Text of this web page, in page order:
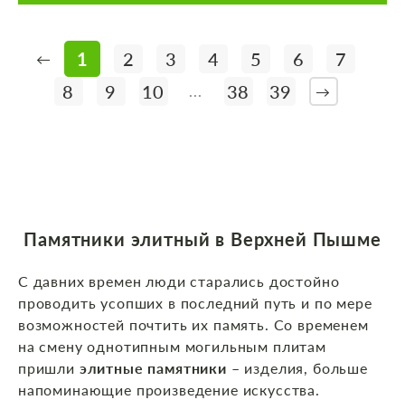
← 1 2 3 4 5 6
7
8
9 10 ... 38 39 →
Памятники элитный в Верхней Пышме
С давних времен люди старались достойно
проводить усопших в последний путь и по мере
возможностей почтить их память. Со временем
на смену однотипным могильным плитам
пришли элитные памятники – изделия, больше
напоминающие произведение искусства.